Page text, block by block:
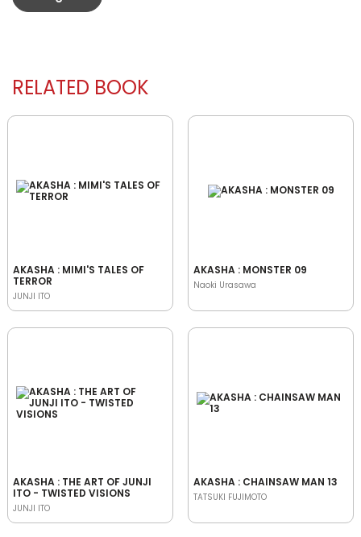
RELATED BOOK
AKASHA : MIMI'S TALES OF
TERROR
JUNJI ITO
AKASHA : MONSTER 09
Naoki Urasawa
AKASHA : THE ART OF JUNJI
ITO - TWISTED VISIONS
JUNJI ITO
AKASHA : CHAINSAW MAN 13
TATSUKI FUJIMOTO